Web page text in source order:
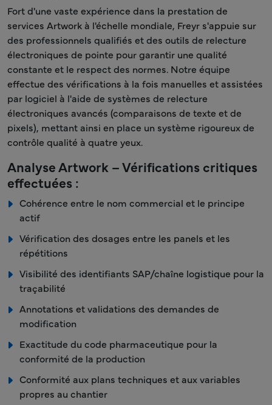
Fort d'une vaste expérience dans la prestation de
services Artwork à l'échelle mondiale, Freyr s'appuie sur
des professionnels qualifiés et des outils de relecture
électroniques de pointe pour garantir une qualité
constante et le respect des normes. Notre équipe
effectue des vérifications à la fois manuelles et assistées
par logiciel à l'aide de systèmes de relecture
électroniques avancés (comparaisons de texte et de
pixels), mettant ainsi en place un système rigoureux de
contrôle qualité à quatre yeux.
Analyse Artwork – Vérifications critiques
effectuées :
Cohérence entre le nom commercial et le principe
actif
Vérification des dosages entre les panels et les
répétitions
Visibilité des identifiants SAP/chaîne logistique pour la
traçabilité
Annotations et validations des demandes de
modification
Exactitude du code pharmaceutique pour la
conformité de la production
Conformité aux plans techniques et aux variables
propres au chantier